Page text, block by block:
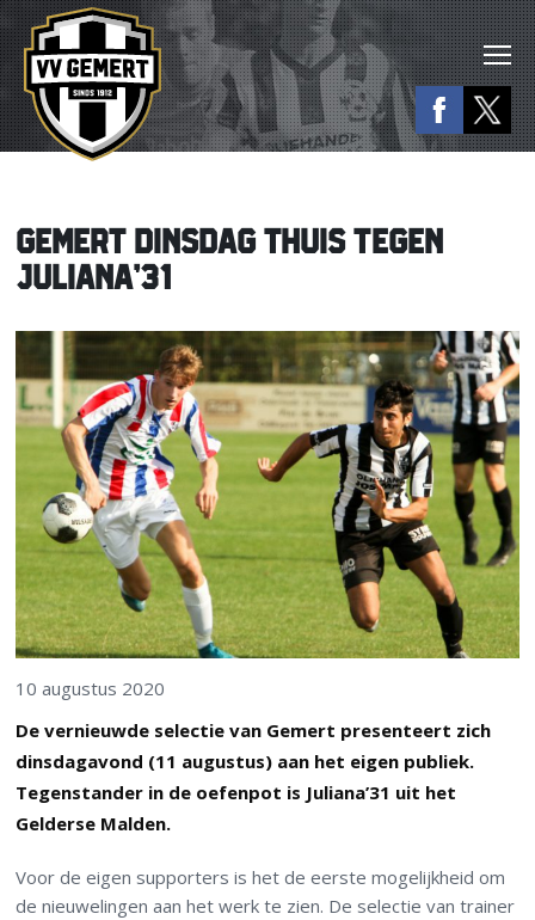
GEMERT DINSDAG THUIS TEGEN
JULIANA’31
10 augustus 2020
De vernieuwde selectie van Gemert presenteert zich
dinsdagavond (11 augustus) aan het eigen publiek.
Tegenstander in de oefenpot is Juliana’31 uit het
Gelderse Malden.
Voor de eigen supporters is het de eerste mogelijkheid om
de nieuwelingen aan het werk te zien. De selectie van trainer